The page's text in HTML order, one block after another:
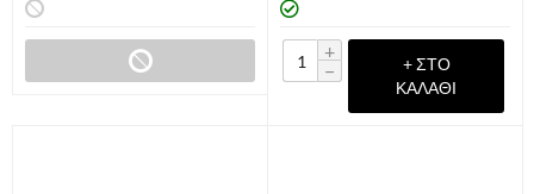
+
−
+ ΣΤΟ
ΚΑΛΆΘΙ